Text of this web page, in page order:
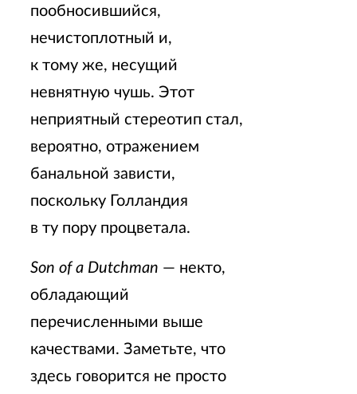
пообносившийся,
нечистоплотный и,
к тому же, несущий
невнятную чушь. Этот
неприятный стереотип стал,
вероятно, отражением
банальной зависти,
поскольку Голландия
в ту пору процветала.
Son of a Dutchman — некто,
обладающий
перечисленными выше
качествами. Заметьте, что
здесь говорится не просто